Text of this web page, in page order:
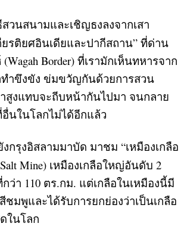
วนสนามและเชิญธงลงจากเสา
ยรติยศอินเดียและปากีสถาน” ที่ด่าน
Border) ที่เรามักเห็นทหารจาก
ทำขึงขัง ข่มขวัญกันด้วยการสวน
สูงแทบจะถีบหน้ากันไปมา จนกลาย
นในโลกไม่ได้อีกแล้ว
กรุงอิสลามมาบัด มาชม “เหมืองเกลือ
Salt Mine) เหมืองเกลือใหญ่อันดับ 2
า 110 ตร.กม. แต่เกลือในเหมืองนี้มี
ชมพูและได้รับการยกย่องว่าเป็นเกลือ
ในโลก